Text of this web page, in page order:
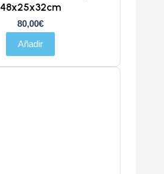
48x25x32cm
80,00€
Añadir